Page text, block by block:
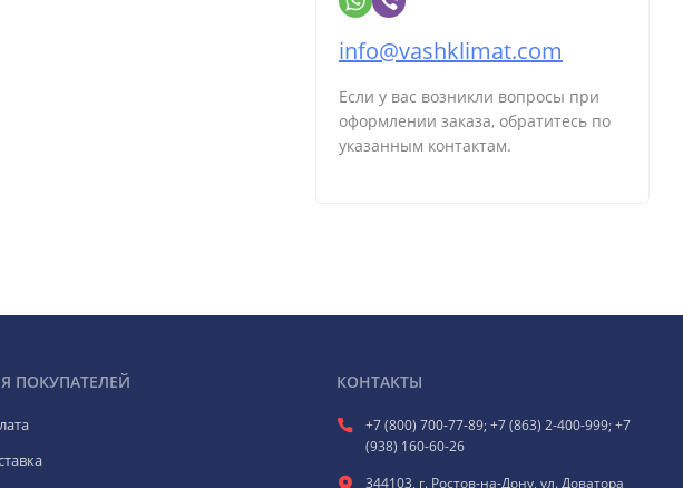
info@vashklimat.com
Если у вас возникли вопросы при
оформлении заказа, обратитесь по
указанным контактам.
ПОКУПАТЕЛЕЙ КОНТАКТЫ
+7 (800) 700-77-89; +7 (863) 2-400-999; +7
(938) 160-60-26
344103, г. Ростов-на-Дону, ул. Доватора